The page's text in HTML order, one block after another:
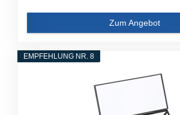
Zum Angebot
EMPFEHLUNG NR. 8